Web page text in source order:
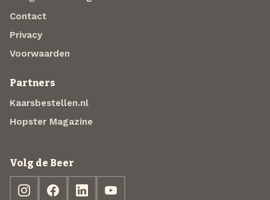
Contact
Privacy
Voorwaarden
Partners
Kaarsbestellen.nl
Hopster Magazine
Volg de Beer